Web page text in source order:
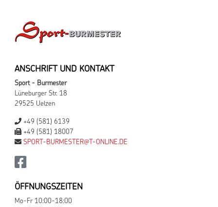
ANSCHRIFT UND KONTAKT
Sport - Burmester
Lüneburger Str. 18
29525 Uelzen
+49 (581) 6139
+49 (581) 18007
SPORT-BURMESTER@T-ONLINE.DE
ÖFFNUNGSZEITEN
Mo-Fr 10:00-18:00